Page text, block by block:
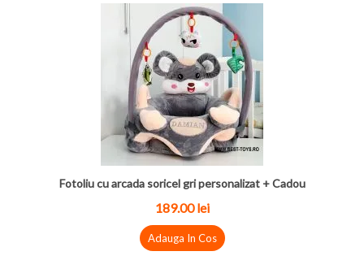
Fotoliu cu arcada soricel gri personalizat + Cadou
189.00 lei
Adauga In Cos